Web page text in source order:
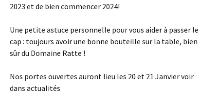
2023 et de bien commencer 2024!
Une petite astuce personnelle pour vous aider à passer le
cap : toujours avoir une bonne bouteille sur la table, bien
sûr du Domaine Ratte !
Nos portes ouvertes auront lieu les 20 et 21 Janvier voir
dans actualités